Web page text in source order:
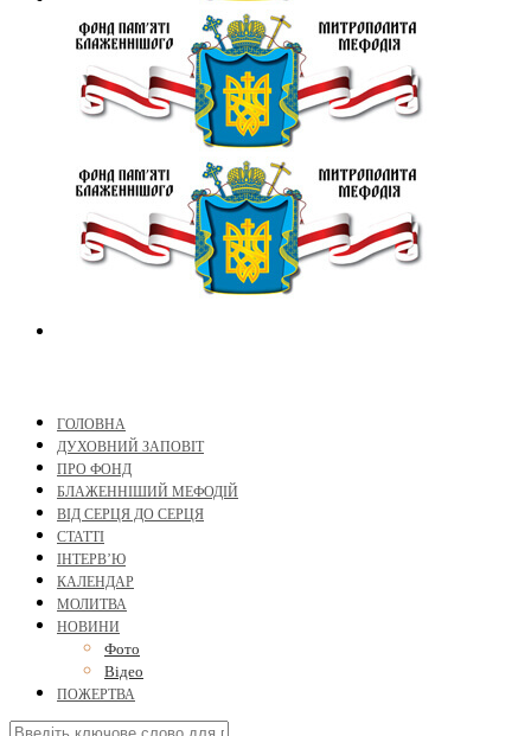
ГОЛОВНА
ДУХОВНИЙ ЗАПОВІТ
ПРО ФОНД
БЛАЖЕННІШИЙ МЕФОДІЙ
ВІД СЕРЦЯ ДО СЕРЦЯ
СТАТТІ
ІНТЕРВ’Ю
КАЛЕНДАР
МОЛИТВА
НОВИНИ
Фото
Відео
ПОЖЕРТВА